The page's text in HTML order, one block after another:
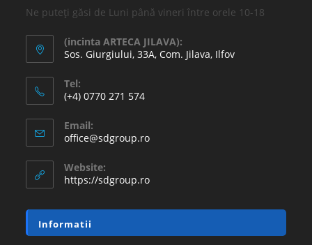
Ne puteți găsi de Luni până vineri între orele 10-18
(incinta ARTECA JILAVA):
Sos. Giurgiului, 33A, Com. Jilava, Ilfov
Tel:
(+4) 0770 271 574
Email:
office@sdgroup.ro
Website:
https://sdgroup.ro
Informatii